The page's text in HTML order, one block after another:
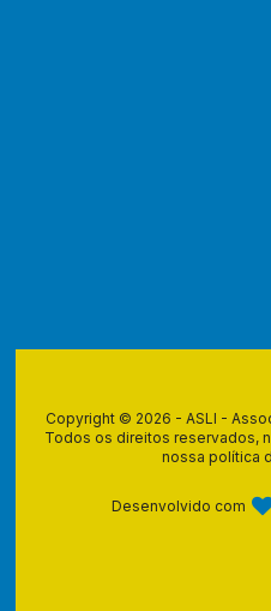
Copyright © 2026 - ASLI -
Todos os direitos reservados,
nossapolítica
Desenvolvido com